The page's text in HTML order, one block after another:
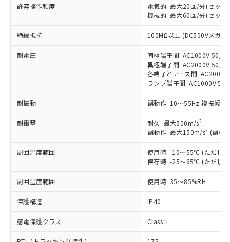
許容操作頻度
電気的: 最大20回/分(セット
機械的: 最大60回/分(セット
絶縁抵抗 100MΩ以上 (DC500Vメガ)
耐電圧
同極端子間: AC1000V 50/
異極端子間: AC2000V 50/
各端子とアース間:
ランプ端子間: AC1000V
耐振動 誤動作: 10～55Hz 複振幅
耐衝撃 耐久: 最大500m/s2
誤動作: 最大150m/s2 (誤動
周囲温度範囲
使用時: -10～55℃ (ただし
保存時: -25～65℃ (ただし
周囲湿度範囲 使用時: 35～85%RH
保護構造 IP40
感電保護クラス Class II
以下の条件をお読みいただき、同意のうえ
本サービスは、当社制御機器事業取扱
商品の当社在庫状況および標準価格
(税抜)を提供させていただくもので
当社制御機器事業取扱商品の中には、
本サービスの対象外となる商品もある
在庫状況および標準価格照会結果は、
記載している更新日時点での社内デー
タに基づき作成されるものであり、閲
覧された時点での実際の在庫および標
準価格とは異なる場合があることをご
対応済み：EU RoHS指令（10物質）の
非含有に対応した製品が提供可能な商品で
す。
対応予定：EU RoHS指令（10物質）の非含
有に対応した製品に切り替える予定のある
対応予定なし：EU RoHS指令（10物質）の
非含有に非対応の商品で、対応品を出す予
調査・確認中：EU RoHS指令（10物質）の
非含有の対応状況を調査中または確認中の
害物質有無と関係のない商品です。
仕入先様の事情により、非含有部品として
いたものが、含有品と判明した場合などや
むを得ず変更することがあります。
*EU RoHS指令（10物質）：
鉛(Pb) 1000ppm以下、 水銀(Hg) 1000ppm以下、 カド
ミウム(Cd) 100ppm以下、
六価クロム(Cr(Ⅵ)) 1000ppm以下、ポリ臭化ビフェニル
類(PBB) 1000ppm以下、ポリ臭化ジフェニルエーテル類
「○」：最大均質材料含有率が中国RoHSの
基準値以下であることを示します。
「×」：最大均質材料含有率が中国RoHSの
基準値を超えていることを示します。
「－」：未確認です。当社販売部門へお問
*中国RoHS10物質の基準値 (GB/T26572)：
Pb(鉛) :1000ppm、 Hg(水銀) : 1000ppm、 Cd(カドミウ
当社は、これら貴社製品のうち、外国
為替および外国貿易法に定める商品
（以下｢規制貨物等」という）を輸出
または国外への提供する場合は、日本
国政府の輸出許可(または役務取引許
可)を取得するなどの必要な手続きを
とります。
号